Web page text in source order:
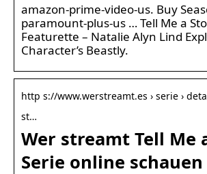
amazon-prime-video-us. Buy
paramount-plus-us … Tell Me a
Featurette – Natalie Alyn Lind
Character’s Beastly.
http s://www.werstreamt.es › serie ›
st…
Wer streamt Tell Me
Serie online schauen